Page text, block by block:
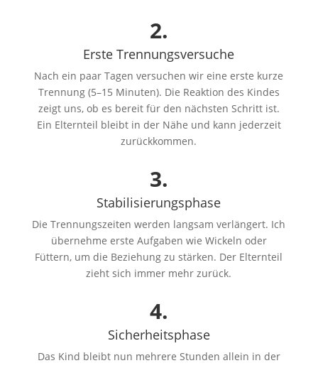
2.
Erste Trennungsversuche
Nach ein paar Tagen versuchen wir eine erste kurze
Trennung (5–15 Minuten). Die Reaktion des Kindes
zeigt uns, ob es bereit für den nächsten Schritt ist.
Ein Elternteil bleibt in der Nähe und kann jederzeit
zurückkommen.
3.
Stabilisierungsphase
Die Trennungszeiten werden langsam verlängert. Ich
übernehme erste Aufgaben wie Wickeln oder
Füttern, um die Beziehung zu stärken. Der Elternteil
zieht sich immer mehr zurück.
4.
Sicherheitsphase
Das Kind bleibt nun mehrere Stunden allein in der